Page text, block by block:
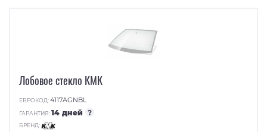
Лобовое стекло КМК
ЕВРОКОД:4117AGNBL
ГАРАНТИЯ:14 дней ?
БРЕНД: